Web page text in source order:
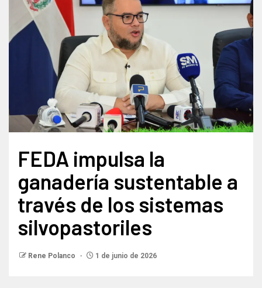
FEDA impulsa la
ganadería sustentable a
través de los sistemas
silvopastoriles
Rene Polanco 1 de junio de 2026